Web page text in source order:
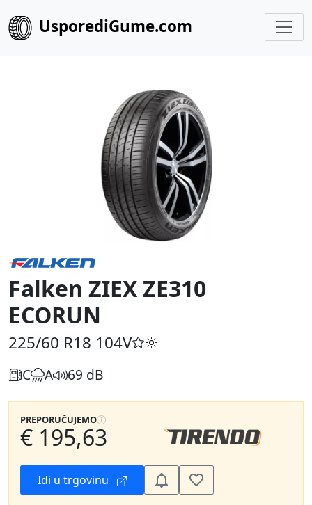
UsporediGume.com
Falken ZIEX ZE310
ECORUN
225/60 R18 104V
C A 69 dB
PREPORUČUJEMO
€ 195,63
Idi u trgovinu